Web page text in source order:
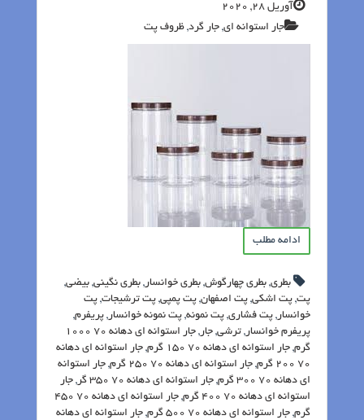
آوریل 28, 2020
جار استوانه ای, جار گرد, ظروف پت‬‎
ادامه مطلب
بطری, بطری چهارگوش, بطری خوانسار , بطری نگینی, بیضی,
پت, پت اشکی, پت اصفهان, پت پمپی, پت ترشیجات, پت
خوانسار , پت فشاری, پت نمونه, پت نمونه خوانسار , پریفرم,
پریفرم خوانسار , ترشی, جار ,
جار استوانه ای دهانه 70 1000
گرم, جار استوانه ای دهانه 70 150 گرم , جار استوانه ای دهانه
70 200 گرم
, جار استوانه ای دهانه 70 250 گرم , جار استوانه
ای دهانه 70 300 گرم
, جار استوانه ای دهانه 70 350 گر , جار
استوانه ای دهانه 70 400 گرم
,
جار استوانه ای دهانه 70 450
گرم, جار استوانه ای دهانه 70 500 گرم , جار استوانه ای دهانه